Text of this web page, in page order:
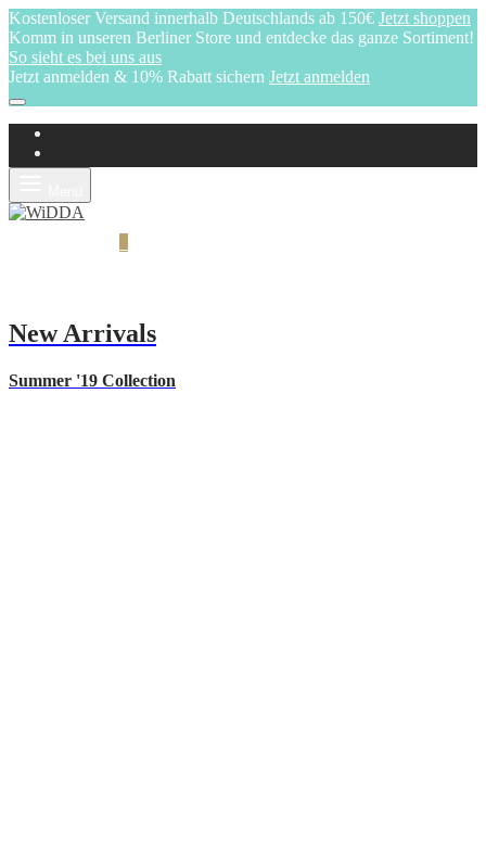
Kostenloser Versand innerhalb Deutschlands ab 150€ Jetzt shoppen
Komm in unseren Berliner Store und entdecke das ganze Sortiment!
So sieht es bei uns aus
Jetzt anmelden & 10% Rabatt sichern Jetzt anmelden
New Arrivals
Summer '19 Collection